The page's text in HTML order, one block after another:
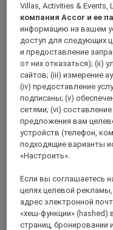
Паддингтон
вокзалом
удобства: WIFI,
бесплатный
ресторане от еля в
напитки.
4,2/5Rated 4,2
Villas, Activities & Events,
компания Accor и ее
информацию на вашем
доступ для следующих
и предоставление
от них отказаться); (ii)
сайтов; (iii) измерение
(iv) предоставление
подписаны; (v)
сетями; (vi)
предложения вам
устройств (телефон,
подходящие варианты
«Настроить».
Если вы соглашаетесь
целях целевой
адрес электронной
«хеш-функции»
страниц, бронировании